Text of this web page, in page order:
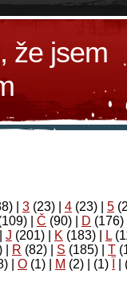
že jsem
3 (23) 4 (23) 5
Č (90) D (176)
J (201) K (183) L
R (82) S (185) T
Ο (1) М (2)
(1)